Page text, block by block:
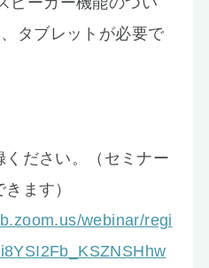
タブレットが必要で
ください。（セミナー
ます）
webinar/regi